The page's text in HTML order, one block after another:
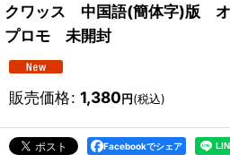
クワッス 中国語(簡体字)版
プロモ 未開封
販売価格: 1,380円(税込)
Facebookでシェア